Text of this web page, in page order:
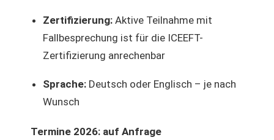
Zertifizierung: Aktive Teilnahme mit
Fallbesprechung ist für die ICEEFT-
Zertifizierung anrechenbar
Sprache: Deutsch oder Englisch – je nach
Wunsch
Termine 2026: auf Anfrage